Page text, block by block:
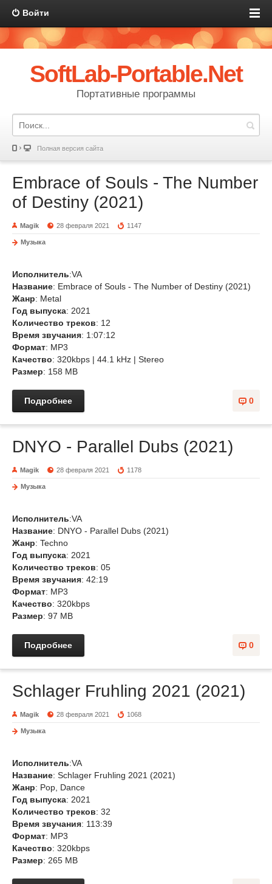
Войти
SoftLab-Portable.Net
Портативные программы
Полная версия сайта
Embrace of Souls - The Number
of Destiny (2021)
Magik 28 февраля 2021 1147
Музыка
Исполнитель:VA
Название: Embrace of Souls - The Number of Destiny (2021)
Жанр: Metal
Год выпуска: 2021
Количество треков: 12
Время звучания: 1:07:12
Формат: MP3
Качество: 320kbps | 44.1 kHz | Stereo
Размер: 158 MB
0
Подробнее
DNYO - Parallel Dubs (2021)
Magik 28 февраля 2021 1178
Музыка
Исполнитель:VA
Название: DNYO - Parallel Dubs (2021)
Жанр: Techno
Год выпуска: 2021
Количество треков: 05
Время звучания: 42:19
Формат: MP3
Качество: 320kbps
Размер: 97 MB
0
Подробнее
Schlager Fruhling 2021 (2021)
Magik 28 февраля 2021 1068
Музыка
Исполнитель:VA
Название: Schlager Fruhling 2021 (2021)
Жанр: Pop, Dance
Год выпуска: 2021
Количество треков: 32
Время звучания: 113:39
Формат: MP3
Качество: 320kbps
Размер: 265 MB